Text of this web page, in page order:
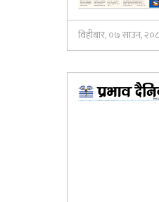
विहीबार, ०७ साउन,